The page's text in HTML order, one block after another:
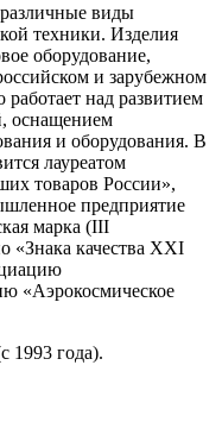
виды
техники. Изделия
оборудование,
и зарубежном
над развитием
оснащением
и оборудования. В
лауреатом
товаров России»,
предприятие
марка (III
«Знака качества XXI
«Аэрокосмическое
1993 года).